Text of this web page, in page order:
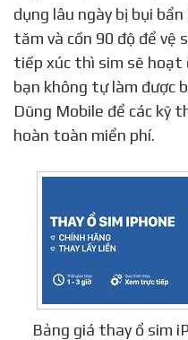
dụng lâu ngày bị bụi
tăm và cồn 90 độ để vệ
tiếp xúc thì sim sẽ hoạt
bạn không tự làm được
Dũng Mobile để các kỹ
hoàn toàn miển phí.
Bảng giá thay ổ sim